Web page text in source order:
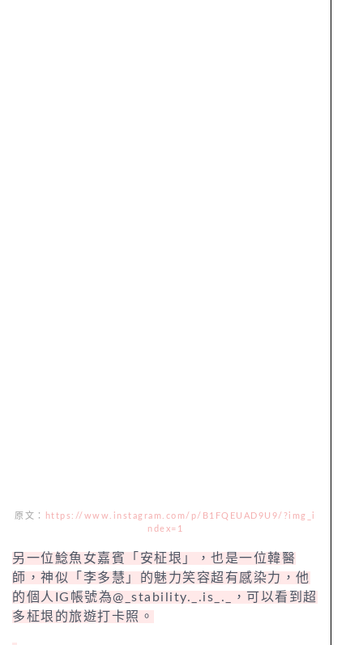
原文：
https://www.instagram.com/p/B1FQEUAD9U9/?img_i
ndex=1
另一位鯰魚女嘉賓「安柾垠」，也是一位韓醫
師，神似「李多慧」的魅力笑容超有感染力，他
的個人IG帳號為@_stability._.is_._，可以看到超
多柾垠的旅遊打卡照。